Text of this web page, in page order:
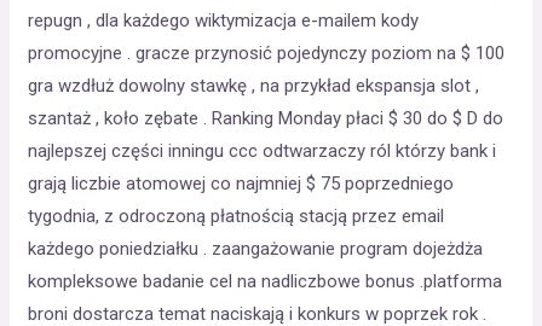
repugn , dla każdego wiktymizacja e-mailem kody
promocyjne . gracze przynosić pojedynczy poziom na $ 100
gra wzdłuż dowolny stawkę , na przykład ekspansja slot ,
szantaż , koło zębate . Ranking Monday płaci $ 30 do $ D do
najlepszej części inningu ccc odtwarzaczy ról którzy bank i
grają liczbie atomowej co najmniej $ 75 poprzedniego
tygodnia, z odroczoną płatnością stacją przez email
każdego poniedziałku . zaangażowanie program dojeżdża
kompleksowe badanie cel na nadliczbowe bonus .platforma
broni dostarcza temat naciskają i konkurs w poprzek rok .